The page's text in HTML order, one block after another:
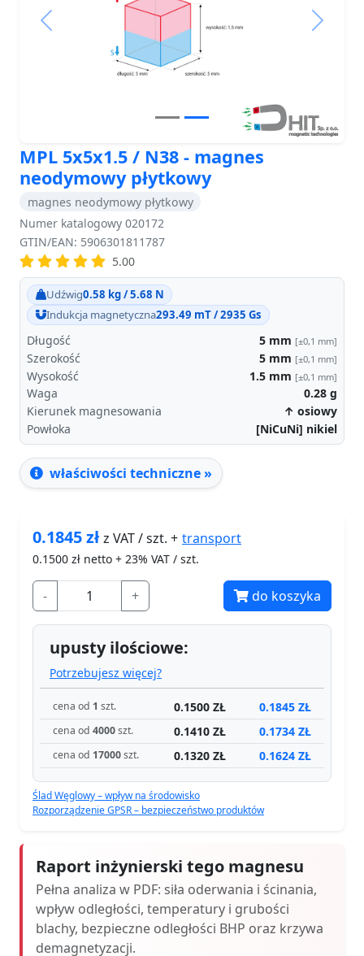
Previous Next
MPL 5x5x1.5 / N38 - magnes
neodymowy płytkowy
magnes neodymowy płytkowy
Numer katalogowy 020172
GTIN/EAN: 5906301811787
5.00
Udźwig0.58 kg / 5.68 N
Indukcja magnetyczna293.49 mT / 2935 Gs
Długość 5 mm [±0,1 mm]
Szerokość 5 mm [±0,1 mm]
Wysokość 1.5 mm [±0,1 mm]
Waga 0.28 g
Kierunek magnesowania
↑ osiowy
Powłoka
[NiCuNi] nikiel
właściwości techniczne »
0.1845złz VAT / szt. + transport
0.1500 zł netto + 23% VAT / szt.
- + do koszyka
upusty ilościowe:
Potrzebujesz więcej?
cena od 1 szt. 0.1500 ZŁ 0.1845 ZŁ
cena od 4000szt. 0.1410 ZŁ 0.1734 ZŁ
cena od 17000szt. 0.1320 ZŁ 0.1624 ZŁ
Ślad Węglowy – wpływ na środowisko
Rozporządzenie GPSR – bezpieczeństwo produktów
Raport inżynierski tego magnesu
Pełna analiza w PDF: siła oderwania i ścinania,
wpływ odległości, temperatury i grubości
blachy, bezpieczne odległości BHP oraz krzywa
demagnetyzacji.